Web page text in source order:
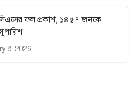
ফল প্রকাশ, ১৪৫৭ জনকে
8, 2026